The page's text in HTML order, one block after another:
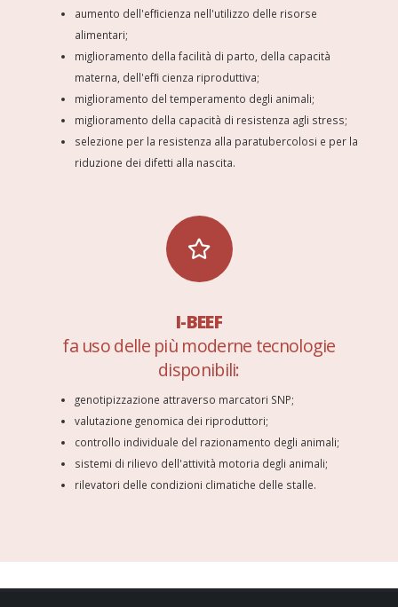
aumento dell'efﬁcienza nell'utilizzo delle risorse
alimentari;
miglioramento della facilità di parto, della capacità
materna, dell'efﬁ cienza riproduttiva;
miglioramento del temperamento degli animali;
miglioramento della capacità di resistenza agli stress;
selezione per la resistenza alla paratubercolosi e per la
riduzione dei difetti alla nascita.
I-BEEF
fa uso delle più moderne tecnologie
disponibili:
genotipizzazione attraverso marcatori SNP;
valutazione genomica dei riproduttori;
controllo individuale del razionamento degli animali;
sistemi di rilievo dell'attività motoria degli animali;
rilevatori delle condizioni climatiche delle stalle.